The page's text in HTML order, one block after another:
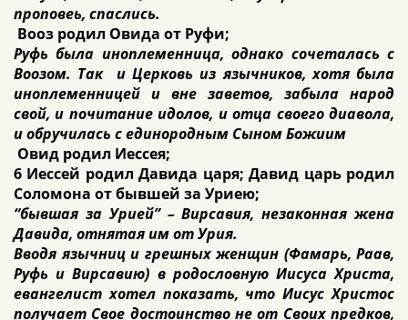
проповеь, спаслись.
Вооз родил Овида от Руфи;
Руфь была иноплеменница, однако сочеталась с
Воозом. Так и Церковь из язычников, хотя была
иноплеменницей и вне заветов, забыла народ
свой, и почитание идолов, и отца своего диавола,
и обручилась с единородным Сыном Божиим
Овид родил Иессея;
6 Иессей родил Давида царя; Давид царь родил
Соломона от бывшей за Уриею;
“бывшая за Урией” – Вирсавия, незаконная жена
Давида, отнятая им от Урия.
Вводя язычниц и грешных женщин (Фамарь, Раав,
Руфь и Вирсавию) в родословную Иисуса Христа,
евангелист хотел показать, что Иисус Христос
получает Свое достоинство не от Своих предков,